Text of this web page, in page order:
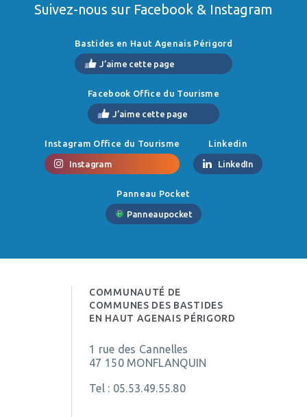
Suivez-nous sur Facebook & Instagram
Bastides en Haut Agenais Périgord
J’aime cette page
Facebook Office du Tourisme
J’aime cette page
Instagram Office du Tourisme
Instagram
Linkedin
LinkedIn
Panneau Pocket
Panneaupocket
COMMUNAUTÉ DE
COMMUNES DES BASTIDES
EN HAUT AGENAIS PÉRIGORD
1 rue des Cannelles
47 150 MONFLANQUIN
Tel : 05.53.49.55.80